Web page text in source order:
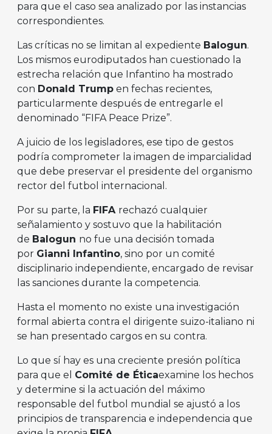
para que el caso sea analizado por las instancias
correspondientes.
Las críticas no se limitan al expediente Balogun.
Los mismos eurodiputados han cuestionado la
estrecha relación que Infantino ha mostrado
con Donald Trump en fechas recientes,
particularmente después de entregarle el
denominado “FIFA Peace Prize”.
A juicio de los legisladores, ese tipo de gestos
podría comprometer la imagen de imparcialidad
que debe preservar el presidente del organismo
rector del futbol internacional.
Por su parte, la FIFA rechazó cualquier
señalamiento y sostuvo que la habilitación
de Balogun no fue una decisión tomada
por Gianni Infantino, sino por un comité
disciplinario independiente, encargado de revisar
las sanciones durante la competencia.
Hasta el momento no existe una investigación
formal abierta contra el dirigente suizo-italiano ni
se han presentado cargos en su contra.
Lo que sí hay es una creciente presión política
para que el Comité de Éticaexamine los hechos
y determine si la actuación del máximo
responsable del futbol mundial se ajustó a los
principios de transparencia e independencia que